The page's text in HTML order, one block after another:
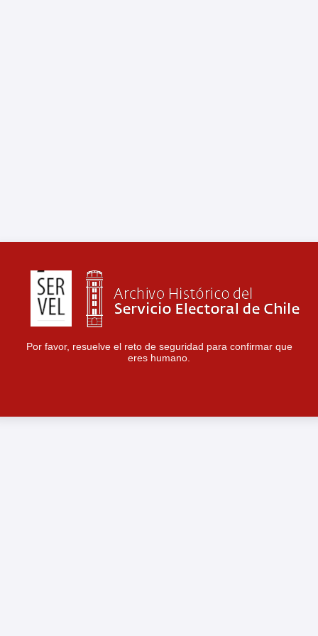
Por favor, resuelve el reto de seguridad para confirmar que
eres humano.